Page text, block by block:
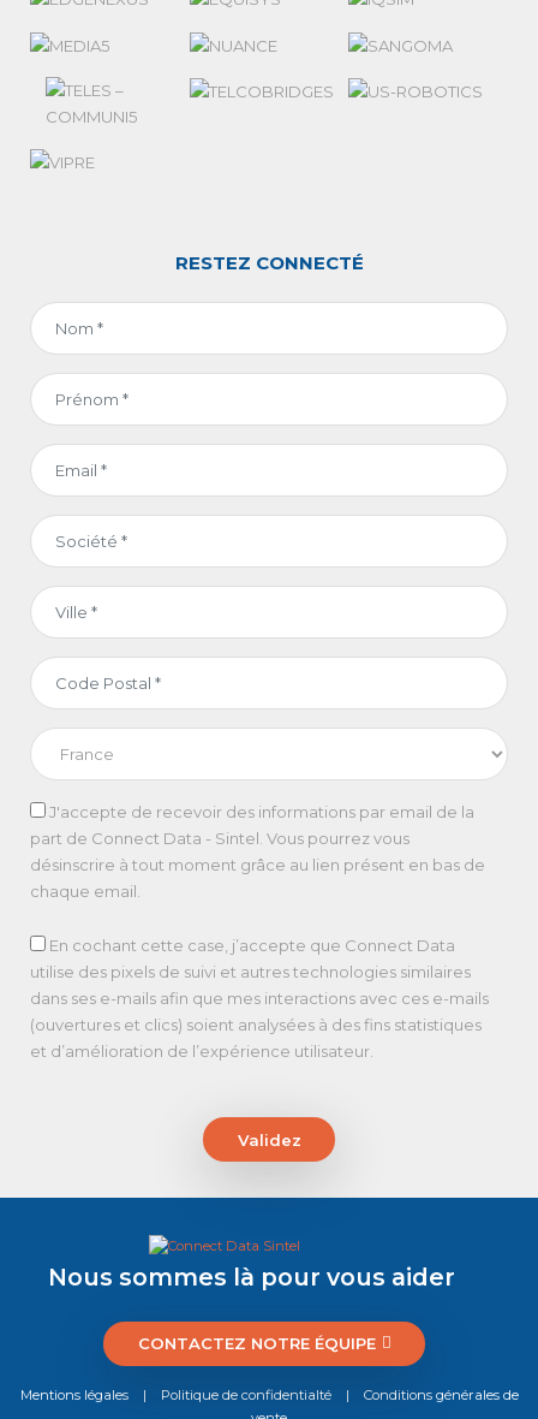
RESTEZ CONNECTÉ
J'accepte de recevoir des informations par email de la
part de Connect Data - Sintel. Vous pourrez vous
désinscrire à tout moment grâce au lien présent en bas de
chaque email.
En cochant cette case, j’accepte que Connect Data
utilise des pixels de suivi et autres technologies similaires
dans ses e-mails afin que mes interactions avec ces e-mails
(ouvertures et clics) soient analysées à des fins statistiques
et d’amélioration de l’expérience utilisateur.
Validez
Nous sommes là pour vous aider
CONTACTEZ NOTRE ÉQUIPE
Mentions légales | Politique de confidentialté |
Conditions générales de